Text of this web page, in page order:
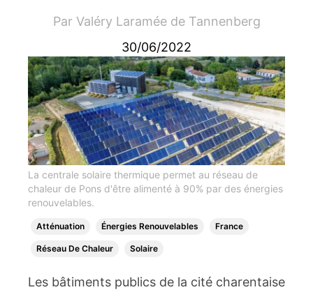
Par Valéry Laramée de Tannenberg
30/06/2022
La centrale solaire thermique permet au réseau de
chaleur de Pons d'être alimenté à 90% par des énergies
renouvelables.
Atténuation Énergies Renouvelables France
Réseau De Chaleur Solaire
Les bâtiments publics de la cité charentaise